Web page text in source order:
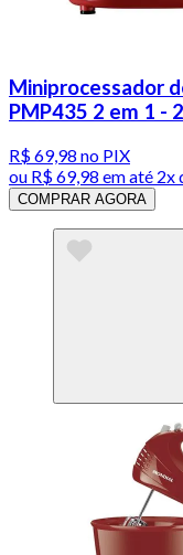
Miniprocessador
PMP435 2 em 1 -
R$ 69,98 no PIX
ou R$ 69,98 em até 2x
COMPRAR AGORA